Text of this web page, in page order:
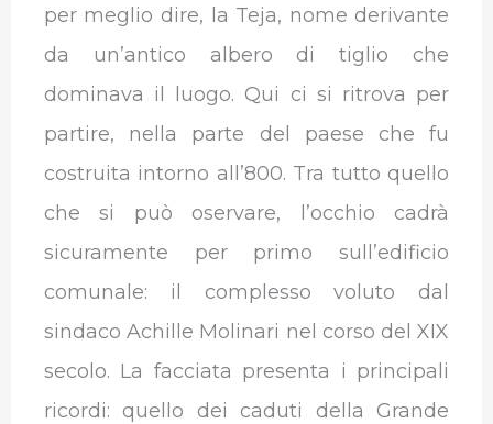
per meglio dire, la Teja, nome derivante
da un’antico albero di tiglio che
dominava il luogo. Qui ci si ritrova per
partire, nella parte del paese che fu
costruita intorno all’800. Tra tutto quello
che si può oservare, l’occhio cadrà
sicuramente per primo sull’edificio
comunale: il complesso voluto dal
sindaco Achille Molinari nel corso del XIX
secolo. La facciata presenta i principali
ricordi: quello dei caduti della Grande